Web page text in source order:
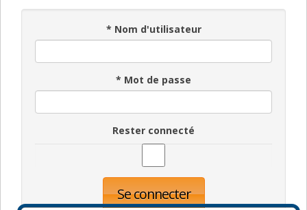
* Nom d'utilisateur
* Mot de passe
Rester connecté
Se connecter